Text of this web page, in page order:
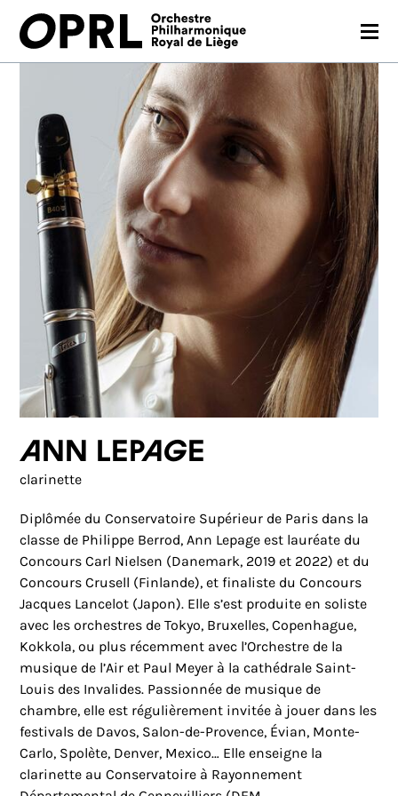
SAISON 26-27
JEUNES PUBLICS
OPRL
EN PRATIQUE
MÉDIAS
NOUS SOUTENIR
FR EN
Ann Lepage
clarinette
Diplômée du Conservatoire Supérieur de Paris dans la
classe de Philippe Berrod, Ann Lepage est lauréate du
Concours Carl Nielsen (Danemark, 2019 et 2022) et du
Concours Crusell (Finlande), et finaliste du Concours
Jacques Lancelot (Japon). Elle s’est produite en soliste
avec les orchestres de Tokyo, Bruxelles, Copenhague,
Kokkola, ou plus récemment avec l’Orchestre de la
musique de l’Air et Paul Meyer à la cathédrale Saint-
Louis des Invalides. Passionnée de musique de
chambre, elle est régulièrement invitée à jouer dans les
festivals de Davos, Salon-de-Provence, Évian, Monte-
Carlo, Spolète, Denver, Mexico… Elle enseigne la
clarinette au Conservatoire à Rayonnement